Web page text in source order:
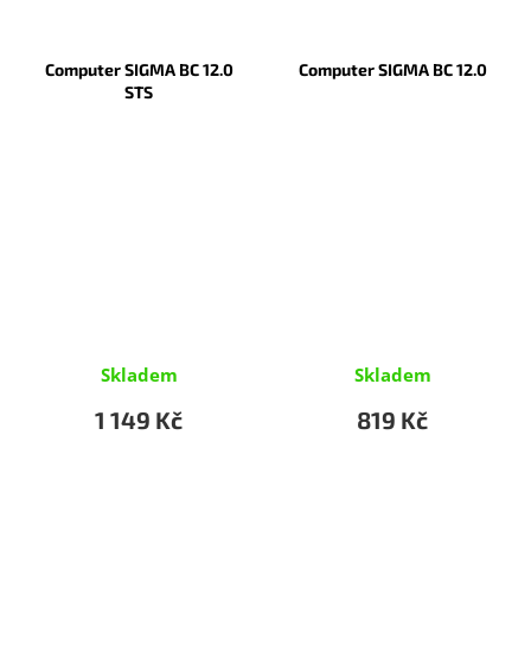
Computer SIGMA BC 12.0
STS
Skladem
1 149 Kč
Computer SIGMA BC 12.0
Skladem
819 Kč